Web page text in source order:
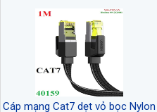
Cáp mạng Cat7 dẹt vỏ bọc Nylon